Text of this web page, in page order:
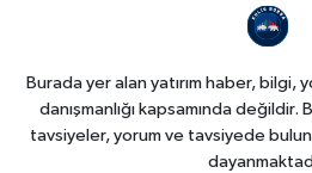
Burada yer alan yatırım haber, bilgi,
danışmanlığı kapsamında
tavsiyeler, yorum ve tavsiyede